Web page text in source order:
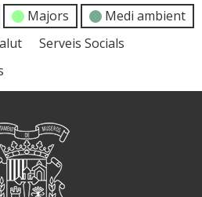
Majors
Medi ambient
Serveis Socials